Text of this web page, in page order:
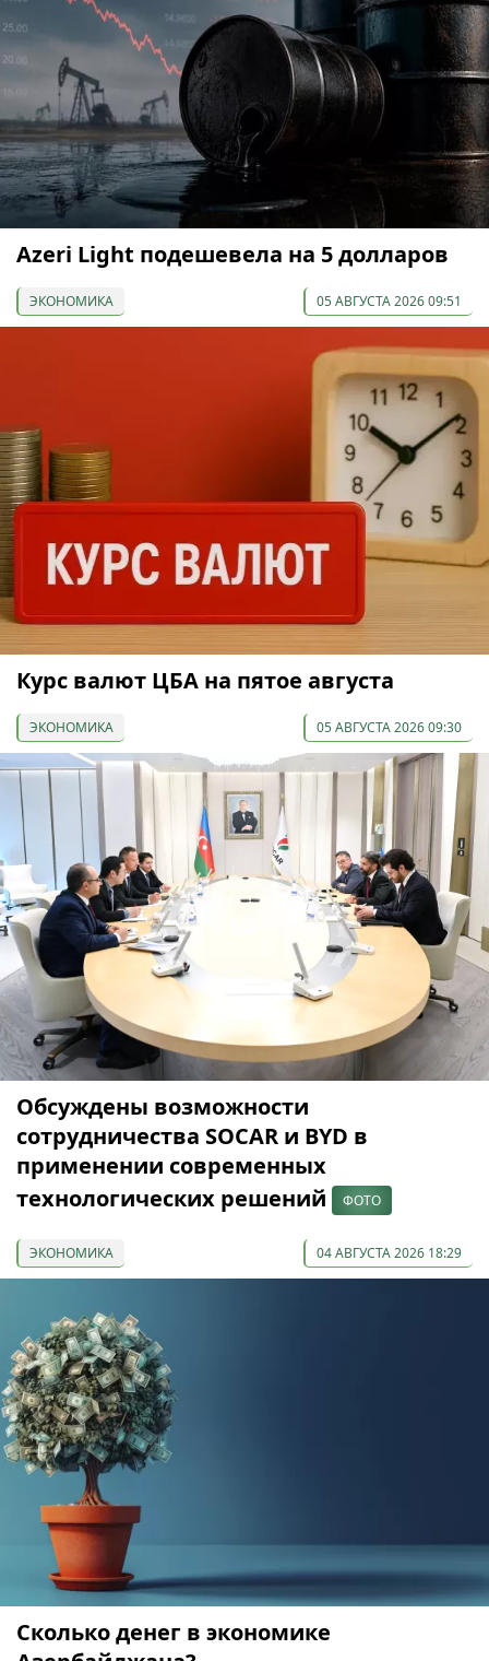
Azeri Light подешевела на 5 долларов
ЭКОНОМИКА 05 АВГУСТА 2026 09:51
Курс валют ЦБА на пятое августа
ЭКОНОМИКА 05 АВГУСТА 2026 09:30
Обсуждены возможности
сотрудничества SOCAR и BYD в
применении современных
технологических решений
ФОТО
ЭКОНОМИКА 04 АВГУСТА 2026 18:29
Сколько денег в экономике